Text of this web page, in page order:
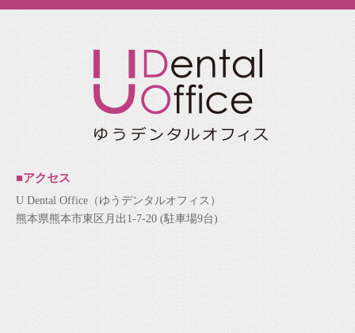
■アクセス
U Dental Office（ゆうデンタルオフィス）
熊本県熊本市東区月出1-7-20 (駐車場9台)